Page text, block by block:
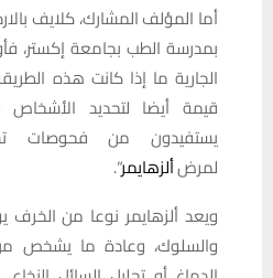
أما المؤلف المشارك، كلايف
بمدرسة الطب بجامعة إكستر،
الجارية ما إذا كانت هذه
قيمة أيضا لتحديد
يستفيدون من فحوصات
لمرضألزهايمر“.
ويعد ألزهايمر نوعا من الخرف
والسلوك، وعادة ما يشخص